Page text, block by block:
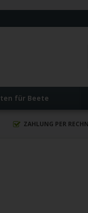
für Beete
ZAHLUNG PER